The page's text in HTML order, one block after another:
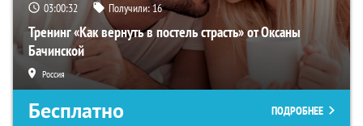
03:00:31 Получили:16
Тренинг «Как вернуть в постель страсть» от Оксаны
Бачинской
Россия
Бесплатно ПОДРОБНЕЕ